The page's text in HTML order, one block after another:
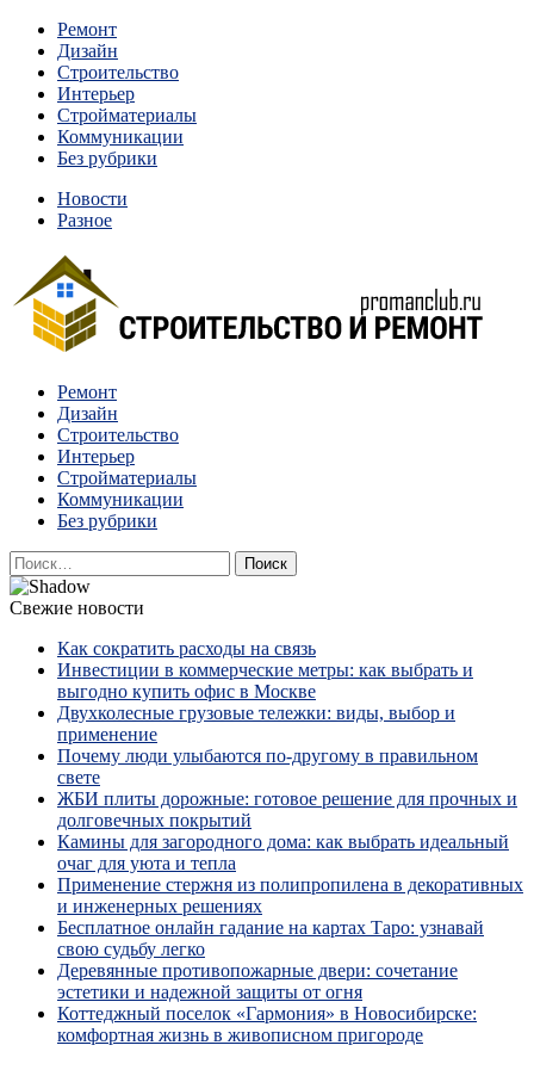
Перейти
содержимому
Ремонт
Дизайн
Строительство
Интерьер
Стройматериалы
Коммуникации
Без рубрики
Новости
Разное
Строительство и ремонт
Квартиры и дома, в которых живут разные люди, очень
отличаются между собой.
Ремонт
Дизайн
Строительство
Интерьер
Стройматериалы
Коммуникации
Без рубрики
Найти:
Свежие новости
Как сократить расходы на связь
Инвестиции в коммерческие метры: как выбрать и
выгодно купить офис в Москве
Двухколесные грузовые тележки: виды, выбор и
применение
Почему люди улыбаются по‑другому в правильном
свете
ЖБИ плиты дорожные: готовое решение для прочных и
долговечных покрытий
Камины для загородного дома: как выбрать идеальный
очаг для уюта и тепла
Применение стержня из полипропилена в декоративных
и инженерных решениях
Бесплатное онлайн гадание на картах Таро: узнавай
свою судьбу легко
Деревянные противопожарные двери: сочетание
эстетики и надежной защиты от огня
Коттеджный поселок «Гармония» в Новосибирске:
комфортная жизнь в живописном пригороде